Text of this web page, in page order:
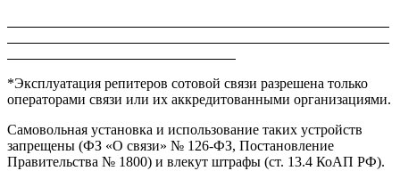
*Эксплуатация репитеров сотовой связи разрешена только
операторами связи или их аккредитованными организациями.
Самовольная установка и использование таких устройств
запрещены (ФЗ «О связи» № 126-ФЗ, Постановление
Правительства № 1800) и влекут штрафы (ст. 13.4 КоАП РФ).